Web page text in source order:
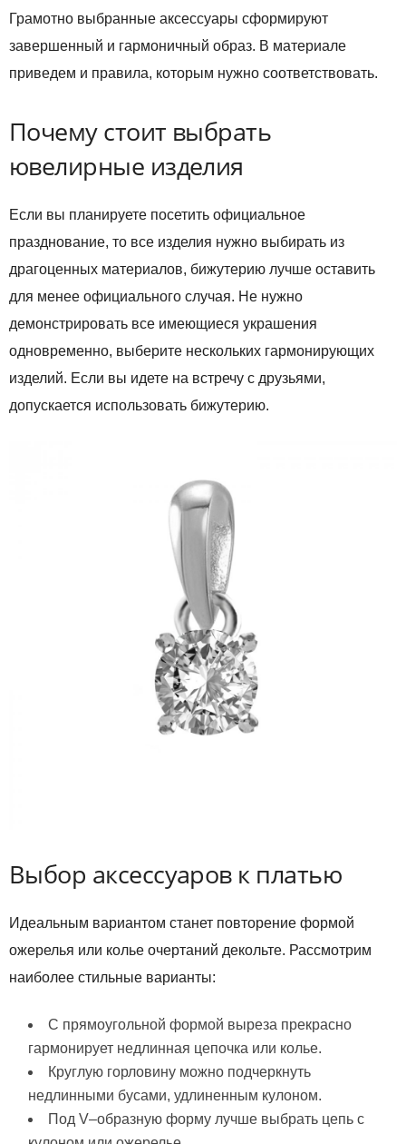
Грамотно выбранные аксессуары сформируют
завершенный и гармоничный образ. В материале
приведем и правила, которым нужно соответствовать.
Почему стоит выбрать
ювелирные изделия
Если вы планируете посетить официальное
празднование, то все изделия нужно выбирать из
драгоценных материалов, бижутерию лучше оставить
для менее официального случая. Не нужно
демонстрировать все имеющиеся украшения
одновременно, выберите нескольких гармонирующих
изделий. Если вы идете на встречу с друзьями,
допускается использовать бижутерию.
Выбор аксессуаров к платью
Идеальным вариантом станет повторение формой
ожерелья или колье очертаний декольте. Рассмотрим
наиболее стильные варианты:
С прямоугольной формой выреза прекрасно
гармонирует недлинная цепочка или колье.
Круглую горловину можно подчеркнуть
недлинными бусами, удлиненным кулоном.
Под V–образную форму лучше выбрать цепь с